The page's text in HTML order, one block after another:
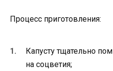
Процесс приготовления:
Капусту тщательно
на соцветия;